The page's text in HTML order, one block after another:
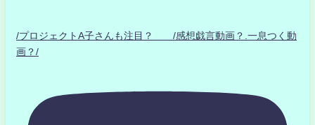
/プロジェクトA子さんも注目？ /感想戯言動画？.一息つく動
画？/